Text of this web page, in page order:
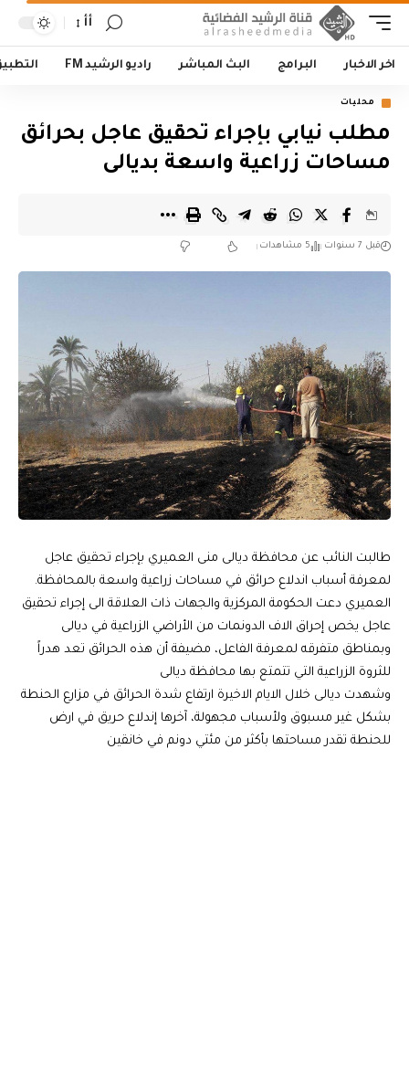
أأ
اخر الاخبار البرامج البث المباشر راديو الرشيد FM
محليات
مطلب نيابي بإجراء تحقيق عاجل بحرائق
مساحات زراعية واسعة بديالى
قبل 7 سنوات 5 مشاهدات
طالبت النائب عن محافظة ديالى منى العميري بإجراء تحقيق عاجل
لمعرفة أسباب اندلاع حرائق في مساحات زراعية واسعة بالمحافظة.
العميري دعت الحكومة المركزية والجهات ذات العلاقة الى إجراء تحقيق
عاجل يخص إحراق الاف الدونمات من الأراضي الزراعية في ديالى
وبمناطق متفرقه لمعرفة الفاعل، مضيفة أن هذه الحرائق تعد هدراً
للثروة الزراعية التي تتمتع بها محافظة ديالى
وشهدت ديالى خلال الايام الاخيرة ارتفاع شدة الحرائق في مزارع الحنطة
بشكل غير مسبوق ولأسباب مجهولة، آخرها إندلاع حريق في ارض
للحنطة تقدر مساحتها بأكثر من مئتي دونم في خانقين